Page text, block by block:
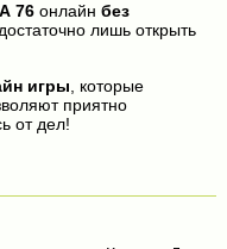
76онлайн без
лишь открыть
игры , которые
приятно
от дел!